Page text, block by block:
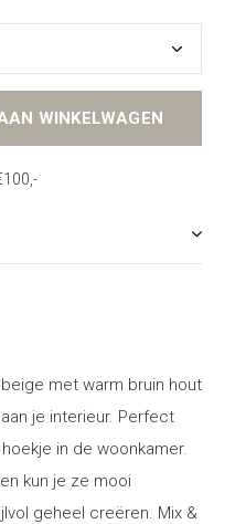
WINKELWAGEN
met warm bruin hout
je interieur. Perfect
in de woonkamer.
kun je ze mooi
geheel creëren. Mix &